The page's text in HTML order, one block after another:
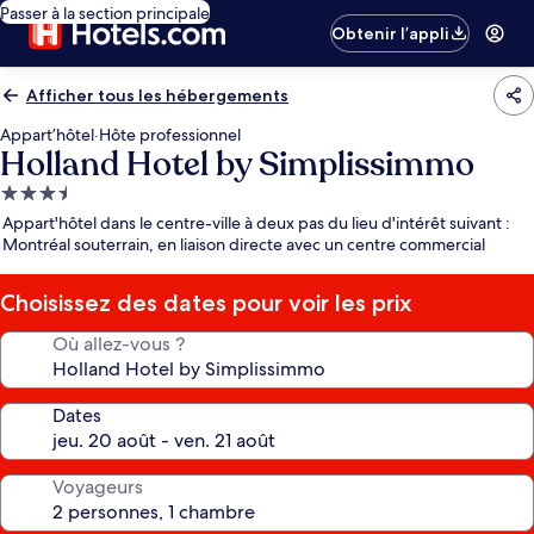
Passer à la section principale
Obtenir l’appli
Afficher tous les hébergements
Appart’hôtel·Hôte professionnel
Holland Hotel by Simplissimmo
Hébergement
3.5 étoiles
Appart'hôtel dans le centre-ville à deux pas du lieu d'intérêt suivant :
Montréal souterrain, en liaison directe avec un centre commercial
Choisissez des dates pour voir les prix
Où allez-vous ?
Dates
Voyageurs